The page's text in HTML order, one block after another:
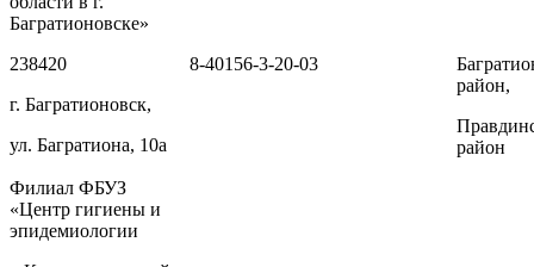
Багратионовске»
238420
г. Багратионовск,
ул. Багратиона, 10а
8-40156-3-20-03
район,
район
Филиал ФБУЗ
«Центр гигиены и
эпидемиологии